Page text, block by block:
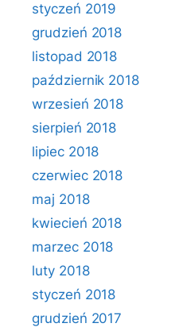
styczeń 2019
grudzień 2018
listopad 2018
październik 2018
wrzesień 2018
sierpień 2018
lipiec 2018
czerwiec 2018
maj 2018
kwiecień 2018
marzec 2018
luty 2018
styczeń 2018
grudzień 2017